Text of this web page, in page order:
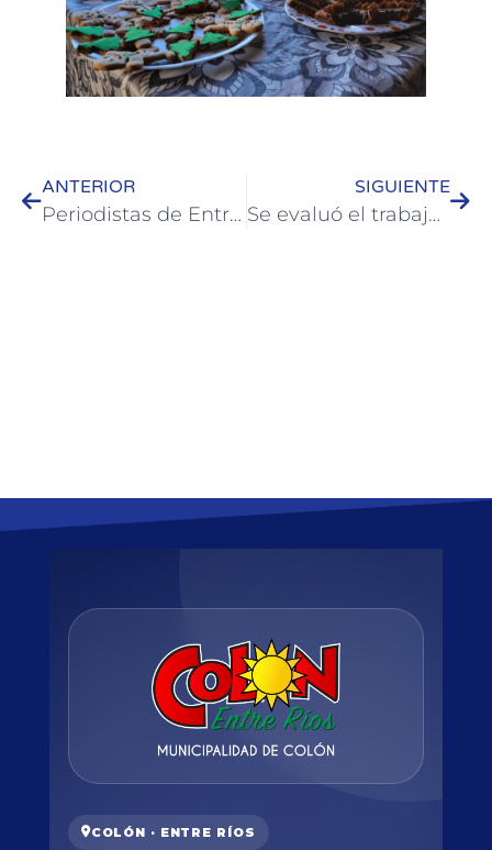
ANTERIOR
Periodistas de Entre Ríos visitaron establecimientos productivos de Colón
SIGUIENTE
Se evaluó el trabajo en el Hogar de Protección Integral Yanina
COLÓN · ENTRE RÍOS